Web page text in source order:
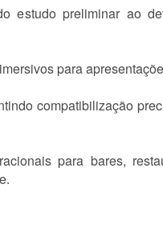
estudo preliminar ao
para
compatibilização
para bares,